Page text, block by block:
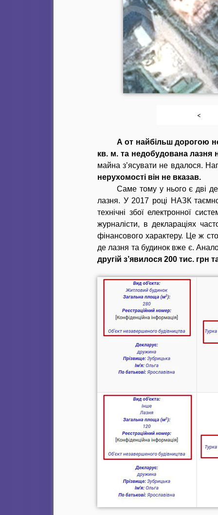
<
А от найбільш дорогою
кв. м. та недобудована лазня
майна з’ясувати не вдалося.
нерухомості він не вказав.
Саме тому у нього є дві
лазня. У 2017 році НАЗК
технічні збої електронної
журналісти, в деклараціях
фінансового характеру. Це ж
де лазня та будинок вже є.
другій з’явилося 200 тис. грн